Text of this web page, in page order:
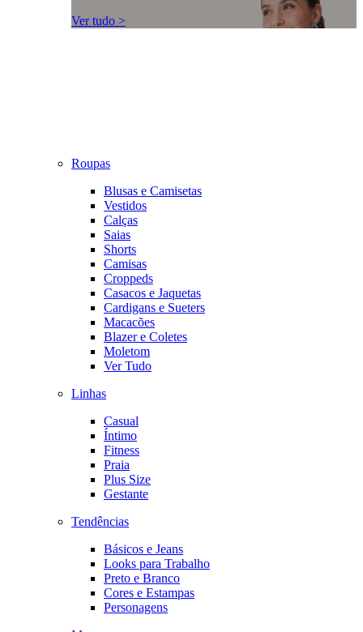
Ver tudo >
Roupas
Blusas e Camisetas
Vestidos
Calças
Saias
Shorts
Camisas
Croppeds
Casacos e Jaquetas
Cardigans e Sueters
Macacões
Blazer e Coletes
Moletom
Ver Tudo
Linhas
Casual
Íntimo
Fitness
Praia
Plus Size
Gestante
Tendências
Básicos e Jeans
Looks para Trabalho
Preto e Branco
Cores e Estampas
Personagens